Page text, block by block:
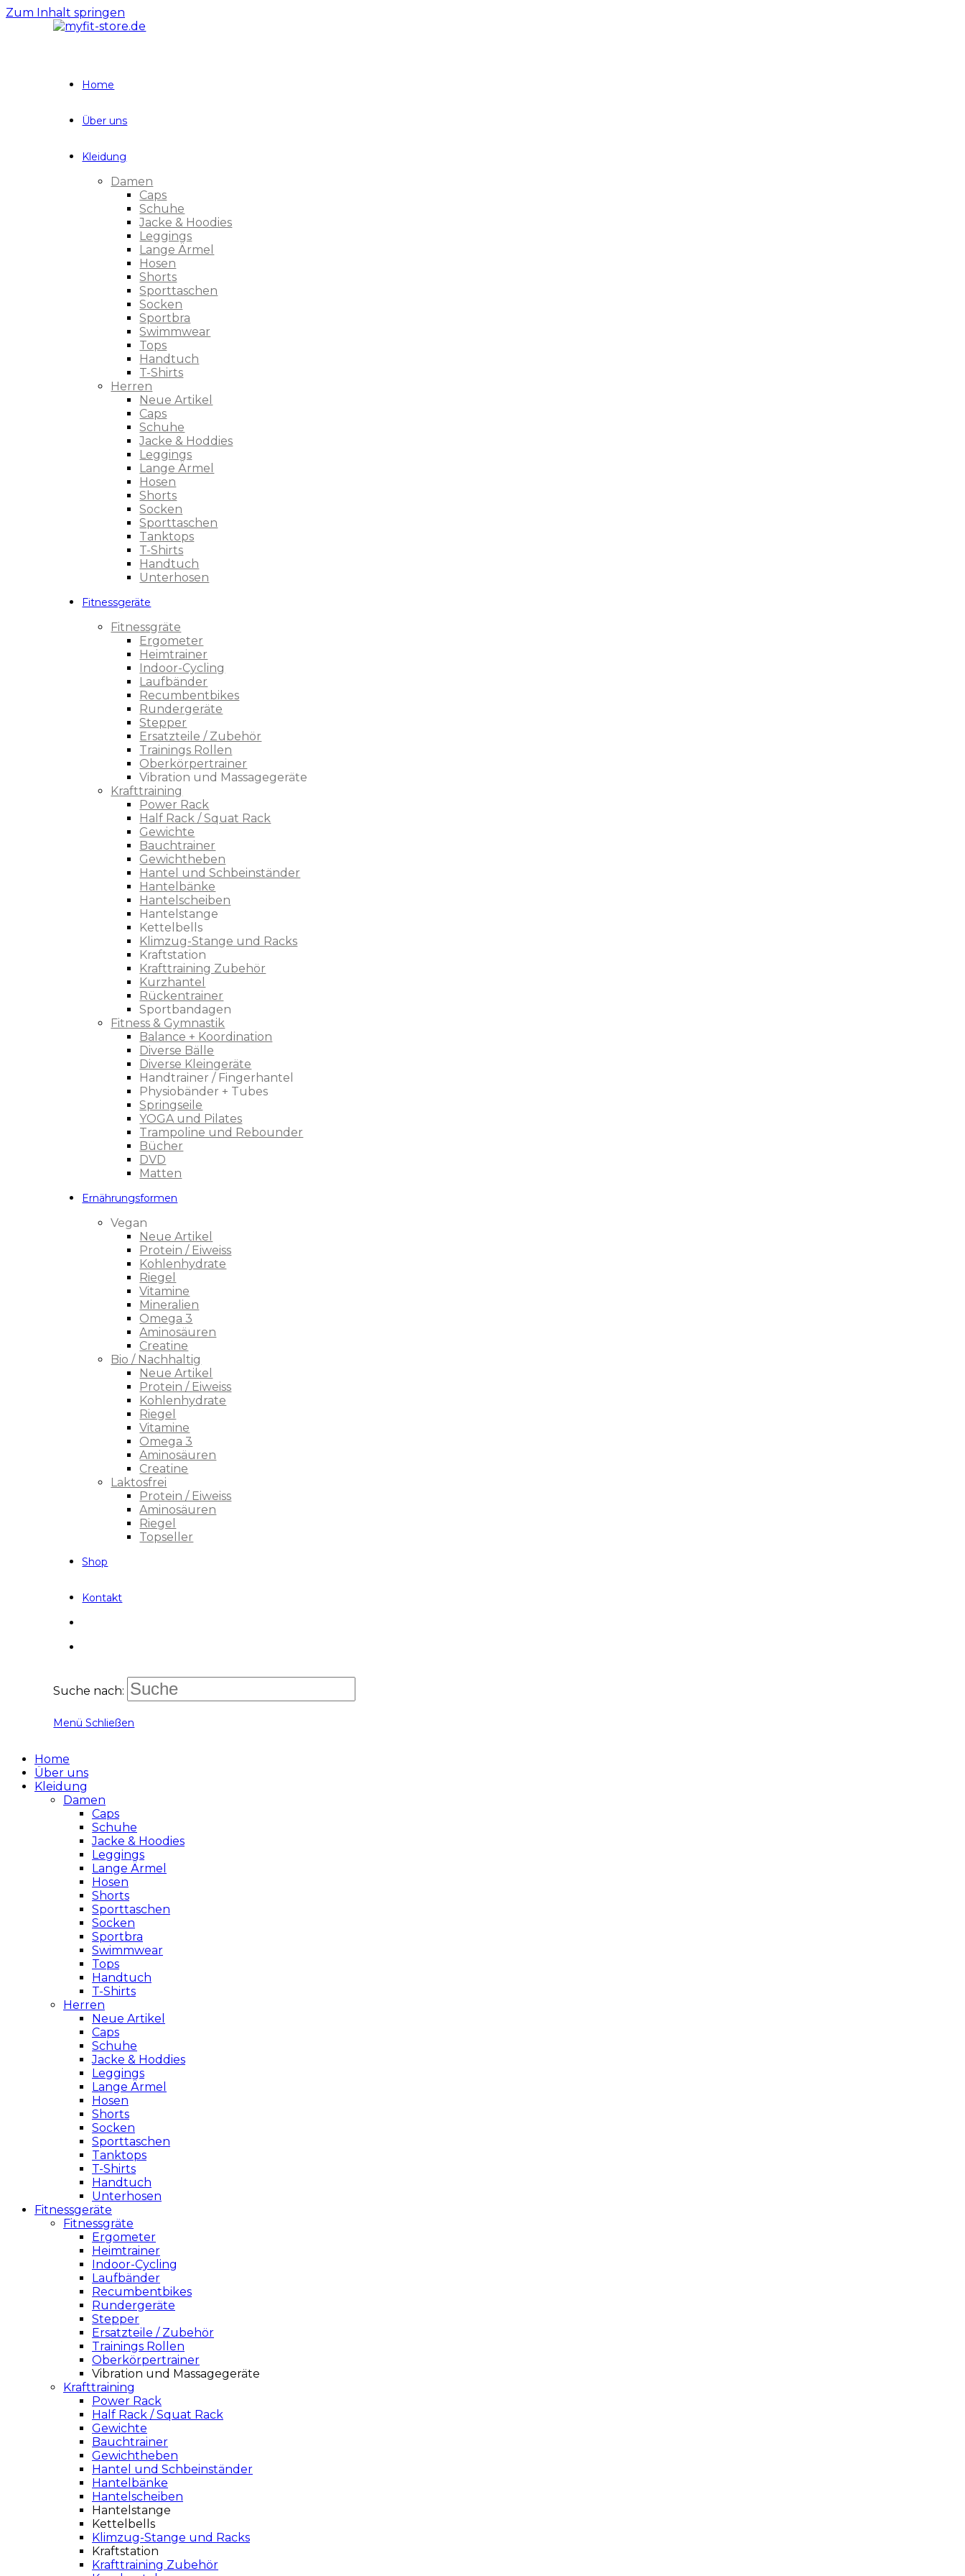
Zum Inhalt springen
Home
Über uns
Kleidung
Damen
Caps
Schuhe
Jacke & Hoodies
Leggings
Lange Ärmel
Hosen
Shorts
Sporttaschen
Socken
Sportbra
Swimmwear
Tops
Handtuch
T-Shirts
Herren
Neue Artikel
Caps
Schuhe
Jacke & Hoddies
Leggings
Lange Ärmel
Hosen
Shorts
Socken
Sporttaschen
Tanktops
T-Shirts
Handtuch
Unterhosen
Fitnessgeräte
Fitnessgräte
Ergometer
Heimtrainer
Indoor-Cycling
Laufbänder
Recumbentbikes
Rundergeräte
Stepper
Ersatzteile / Zubehör
Trainings Rollen
Oberkörpertrainer
Vibration und Massagegeräte
Krafttraining
Power Rack
Half Rack / Squat Rack
Gewichte
Bauchtrainer
Gewichtheben
Hantel und Schbeinständer
Hantelbänke
Hantelscheiben
Hantelstange
Kettelbells
Klimzug-Stange und Racks
Kraftstation
Krafttraining Zubehör
Kurzhantel
Rückentrainer
Sportbandagen
Fitness & Gymnastik
Balance + Koordination
Diverse Bälle
Diverse Kleingeräte
Handtrainer / Fingerhantel
Physiobänder + Tubes
Springseile
YOGA und Pilates
Trampoline und Rebounder
Bücher
DVD
Matten
Ernährungsformen
Vegan
Neue Artikel
Protein / Eiweiss
Kohlenhydrate
Riegel
Vitamine
Mineralien
Omega 3
Aminosäuren
Creatine
Bio / Nachhaltig
Neue Artikel
Protein / Eiweiss
Kohlenhydrate
Riegel
Vitamine
Omega 3
Aminosäuren
Creatine
Laktosfrei
Protein / Eiweiss
Aminosäuren
Riegel
Topseller
Shop
Kontakt
Suche nach:
Menü Schließen
Home
Über uns
Kleidung
Damen
Caps
Schuhe
Jacke & Hoodies
Leggings
Lange Ärmel
Hosen
Shorts
Sporttaschen
Socken
Sportbra
Swimmwear
Tops
Handtuch
T-Shirts
Herren
Neue Artikel
Caps
Schuhe
Jacke & Hoddies
Leggings
Lange Ärmel
Hosen
Shorts
Socken
Sporttaschen
Tanktops
T-Shirts
Handtuch
Unterhosen
Fitnessgeräte
Fitnessgräte
Ergometer
Heimtrainer
Indoor-Cycling
Laufbänder
Recumbentbikes
Rundergeräte
Stepper
Ersatzteile / Zubehör
Trainings Rollen
Oberkörpertrainer
Vibration und Massagegeräte
Krafttraining
Power Rack
Half Rack / Squat Rack
Gewichte
Bauchtrainer
Gewichtheben
Hantel und Schbeinständer
Hantelbänke
Hantelscheiben
Hantelstange
Kettelbells
Klimzug-Stange und Racks
Kraftstation
Krafttraining Zubehör